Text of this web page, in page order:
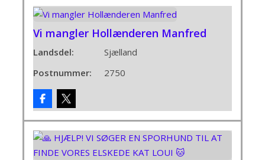
Vi mangler Hollænderen Manfred
Landsdel:
Sjælland
Postnummer:
2750